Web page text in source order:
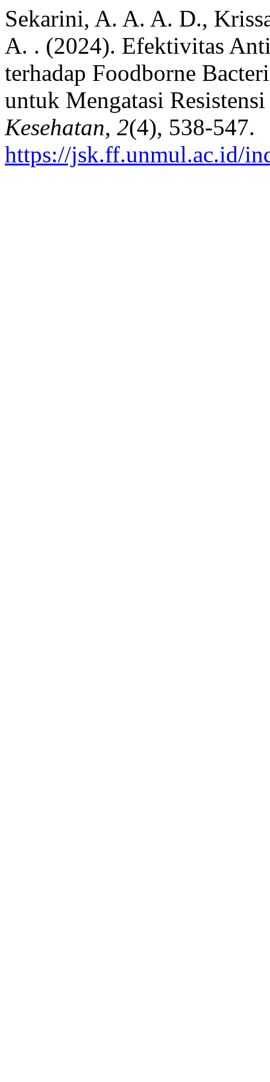
Sekarini, A. A. A. D.,
A. . (2024). Efektivitas
terhadap Foodborne
untuk Mengatasi
Kesehatan, 2(4), 538-547.
https://jsk.ff.unmul.ac.id/